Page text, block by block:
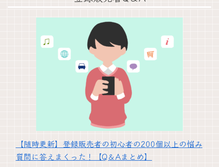
【随時更新】登録販売者の初心者の200個以上の悩み
質問に答えまくった！【Q＆Aまとめ】